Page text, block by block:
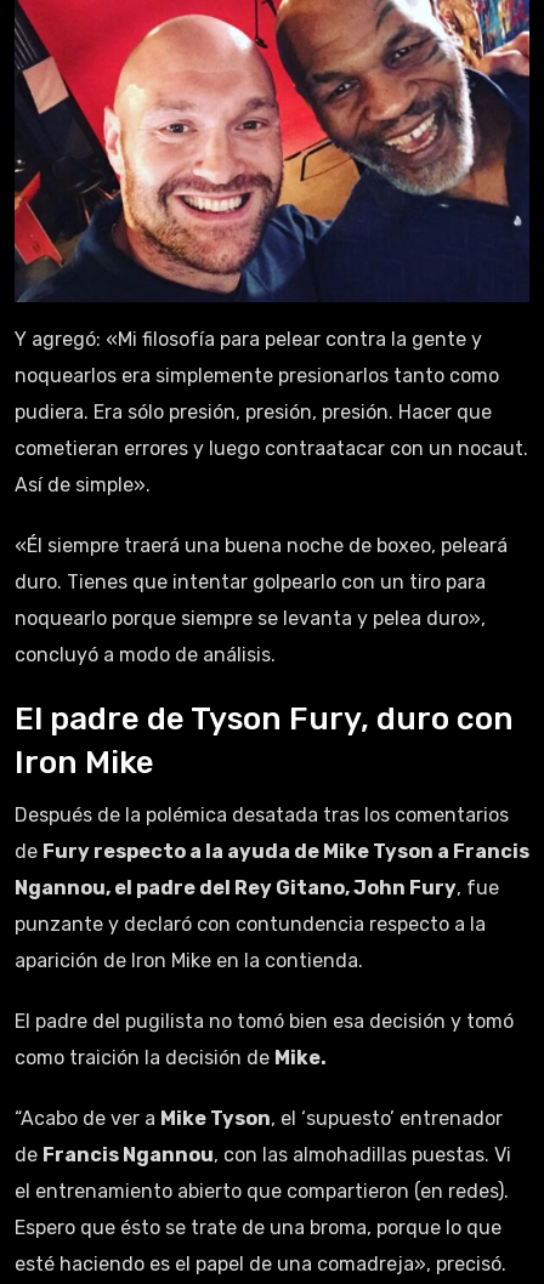
Y agregó: «Mi filosofía para pelear contra la gente y
noquearlos era simplemente presionarlos tanto como
pudiera. Era sólo presión, presión, presión. Hacer que
cometieran errores y luego contraatacar con un nocaut.
Así de simple».
«Él siempre traerá una buena noche de boxeo, peleará
duro. Tienes que intentar golpearlo con un tiro para
noquearlo porque siempre se levanta y pelea duro»,
concluyó a modo de análisis.
El padre de Tyson Fury, duro con
Iron Mike
Después de la polémica desatada tras los comentarios
de Fury respecto a la ayuda de Mike Tyson a Francis
Ngannou, el padre del Rey Gitano, John Fury, fue
punzante y declaró con contundencia respecto a la
aparición de Iron Mike en la contienda.
El padre del pugilista no tomó bien esa decisión y tomó
como traición la decisión de Mike.
“Acabo de ver a Mike Tyson, el ‘supuesto’ entrenador
de Francis Ngannou, con las almohadillas puestas. Vi
el entrenamiento abierto que compartieron (en redes).
Espero que ésto se trate de una broma, porque lo que
esté haciendo es el papel de una comadreja», precisó.